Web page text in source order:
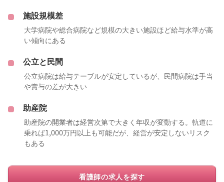
施設規模差
大学病院や総合病院など規模の大きい施設ほど給与水準が高
い傾向にある
公立と民間
公立病院は給与テーブルが安定しているが、民間病院は手当
や賞与の差が大きい
助産院
助産院の開業者は経営次第で大きく年収が変動する。軌道に
乗れば1,000万円以上も可能だが、経営が安定しないリスク
もある
看護師の求人を探す